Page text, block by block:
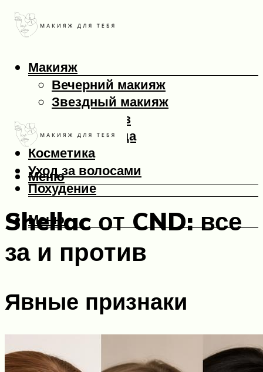
Макияж
Вечерний макияж
Звездный макияж
Макияж глаз
Макияж лица
Косметика
Уход за волосами
Похудение
Меню
Меню
Shellac от CND: все
за и против
Явные признаки